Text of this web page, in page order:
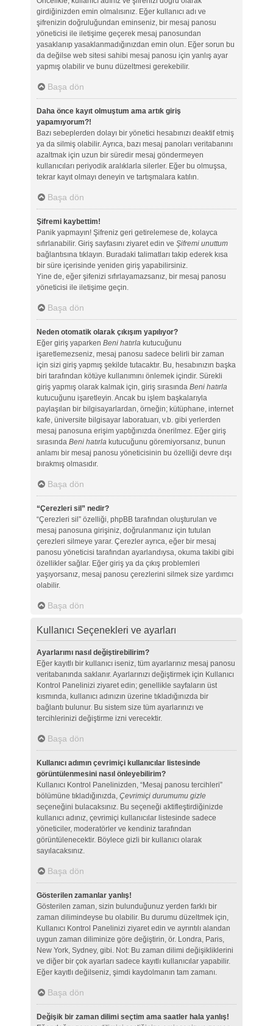
girdiğinizden emin olmalısınız. Eğer kullanıcı adı ve
şifrenizin doğruluğundan eminseniz, bir mesaj panosu
yöneticisi ile iletişime geçerek mesaj panosundan
yasaklanıp yasaklanmadığınızdan emin olun. Eğer sorun bu
da değilse web sitesi sahibi mesaj panosu için yanlış ayar
yapmış olabilir ve bunu düzeltmesi gerekebilir.
Başa dön
Daha önce kayıt olmuştum ama artık giriş
yapamıyorum?!
Bazı sebeplerden dolayı bir yönetici hesabınızı deaktif etmiş
ya da silmiş olabilir. Ayrıca, bazı mesaj panoları veritabanını
azaltmak için uzun bir süredir mesaj göndermeyen
kullanıcıları periyodik aralıklarla silerler. Eğer bu olmuşsa,
tekrar kayıt olmayı deneyin ve tartışmalara katılın.
Başa dön
Şifremi kaybettim!
Panik yapmayın! Şifreniz geri getirelemese de, kolayca
sıfırlanabilir. Giriş sayfasını ziyaret edin ve Şifremi unuttum
bağlantısına tıklayın. Buradaki talimatları takip ederek kısa
bir süre içerisinde yeniden giriş yapabilirsiniz.
Yine de, eğer şifenizi sıfırlayamazsanız, bir mesaj panosu
yöneticisi ile iletişime geçin.
Başa dön
Neden otomatik olarak çıkışım yapılıyor?
Eğer giriş yaparken Beni hatırlakutucuğunu
işaretlemezseniz, mesaj panosu sadece belirli bir zaman
için sizi giriş yapmış şekilde tutacaktır. Bu, hesabınızın başka
biri tarafından kötüye kullanımını önlemek içindir. Sürekli
giriş yapmış olarak kalmak için, giriş sırasında Beni hatırla
kutucuğunu işaretleyin. Ancak bu işlem başkalarıyla
paylaşılan bir bilgisayarlardan, örneğin; kütüphane, internet
kafe, üniversite bilgisayar laboratuarı, v.b. gibi yerlerden
mesaj panosuna erişim yaptığınızda önerilmez. Eğer giriş
sırasında Beni hatırlakutucuğunu göremiyorsanız, bunun
anlamı bir mesaj panosu yöneticisinin bu özelliği devre dışı
bırakmış olmasıdır.
Başa dön
“Çerezleri sil” nedir?
“Çerezleri sil” özelliği, phpBB tarafından oluşturulan ve
mesaj panosuna girişiniz, doğrulanmanız için tutulan
çerezleri silmeye yarar. Çerezler ayrıca, eğer bir mesaj
panosu yöneticisi tarafından ayarlandıysa, okuma takibi gibi
özellikler sağlar. Eğer giriş ya da çıkış problemleri
yaşıyorsanız, mesaj panosu çerezlerini silmek size yardımcı
olabilir.
Başa dön
Kullanıcı Seçenekleri ve ayarları
Ayarlarımı nasıl değiştirebilirim?
Eğer kayıtlı bir kullanıcı iseniz, tüm ayarlarınız mesaj panosu
veritabanında saklanır. Ayarlarınızı değiştirmek için Kullanıcı
Kontrol Panelinizi ziyaret edin; genellikle sayfaların üst
kısmında, kullanıcı adınızın üzerine tıkladığınızda bir
bağlantı bulunur. Bu sistem size tüm ayarlarınızı ve
tercihlerinizi değiştirme izni verecektir.
Başa dön
Kullanıcı adımın çevrimiçi kullanıcılar listesinde
görüntülenmesini nasıl önleyebilirim?
Kullanıcı Kontrol Panelinizden, “Mesaj panosu tercihleri”
bölümüne tıkladığınızda, Çevrimiçi durumumu gizle
seçeneğini bulacaksınız. Bu seçeneği aktifleştirdiğinizde
kullanıcı adınız, çevrimiçi kullanıcılar listesinde sadece
yöneticiler, moderatörler ve kendiniz tarafından
görüntülenecektir. Böylece gizli bir kullanıcı olarak
sayılacaksınız.
Başa dön
Gösterilen zamanlar yanlış!
Gösterilen zaman, sizin bulunduğunuz yerden farklı bir
zaman dilimindeyse bu olabilir. Bu durumu düzeltmek için,
Kullanıcı Kontrol Panelinizi ziyaret edin ve ayrıntılı alandan
uygun zaman diliminize göre değiştirin, ör. Londra, Paris,
New York, Sydney, gibi. Not: Bu zaman dilimi değişikliklerini
ve diğer bir çok ayarları sadece kayıtlı kullanıcılar yapabilir.
Eğer kayıtlı değilseniz, şimdi kaydolmanın tam zamanı.
Başa dön
Değişik bir zaman dilimi seçtim ama saatler hala yanlış!